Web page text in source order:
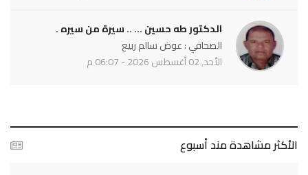
الدكتور طه حسين ... .. سيرة من سيره .
الصحافي : عوض سالم ربيع
الأحد, 02 أغسطس 2026 - 06:07 م
الأكثر مشاهدة مند أسبوع